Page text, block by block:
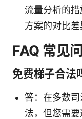
流量分析的
方案的对比差
FAQ 常见
免费梯子合法
答：在多数
法，但您需